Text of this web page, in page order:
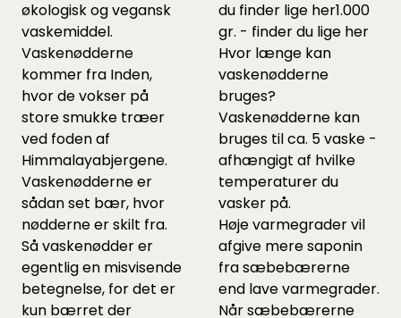
økologisk og vegansk
vaskemiddel.
Vaskenødderne
kommer fra Inden,
hvor de vokser på
store smukke træer
ved foden af
Himmalayabjergene.
Vaskenødderne er
sådan set bær, hvor
nødderne er skilt fra.
Så vaskenødder er
egentlig en misvisende
betegnelse, for det er
kun bærret der
du finder lige her1.000
gr. - finder du lige her
Hvor længe kan
vaskenødderne
bruges?
Vaskenødderne kan
bruges til ca. 5 vaske -
afhængigt af hvilke
temperaturer du
vasker på.
Høje varmegrader vil
afgive mere saponin
fra sæbebærerne
end lave varmegrader.
Når sæbebærerne